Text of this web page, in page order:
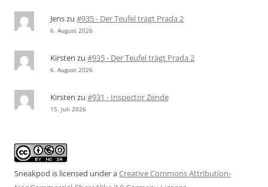
Jenszu #935 - Der Teufel trägt Prada 2
6. August 2026
Kirsten zu #935 - Der Teufel trägt Prada 2
6. August 2026
Kirsten zu #931 - Inspector Zende
15. Juli 2026
Sneakpod is licensed under aCreative Commons Attribution-